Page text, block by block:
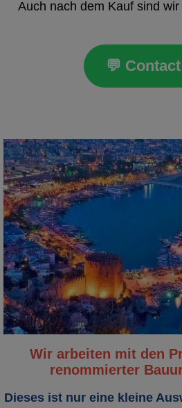
Auch nach dem Kauf sind
💬
Wir arbeiten mit den
renommierter
Dieses ist nur eine kleine